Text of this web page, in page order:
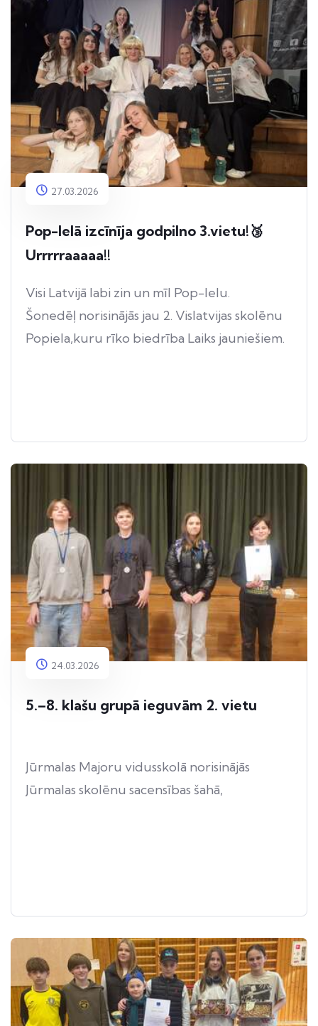
27.03.2026
Pop-Ielā izcīnīja godpilno 3.vietu!🥉
Urrrrraaaaa!!
Visi Latvijā labi zin un mīl Pop-Ielu.
Šonedēļ norisinājās jau 2. Vislatvijas skolēnu
Popiela,kuru rīko biedrība Laiks jauniešiem.
24.03.2026
5.–8. klašu grupā ieguvām 2. vietu
Jūrmalas Majoru vidusskolā norisinājās
Jūrmalas skolēnu sacensības šahā,